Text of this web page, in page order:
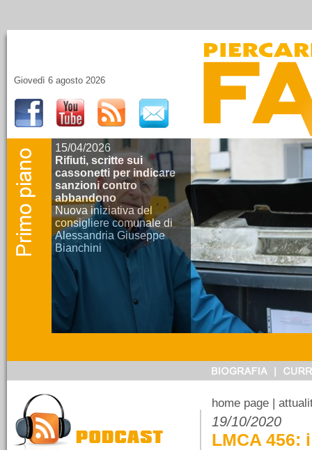
Giovedì 6 agosto 2026
15/04/2026
Rifiuti, scritte sui
cassonetti per indicare
sanzioni contro
abbandono
Nuova iniziativa del
consigliere comunale di
Alessandria Giuseppe
Bianchini
Referendum sulla
perché pensare non è
vietato.
Una riflessione di
Emiliana Conti. Il
home page |
19/10/2020
LMCA 456: